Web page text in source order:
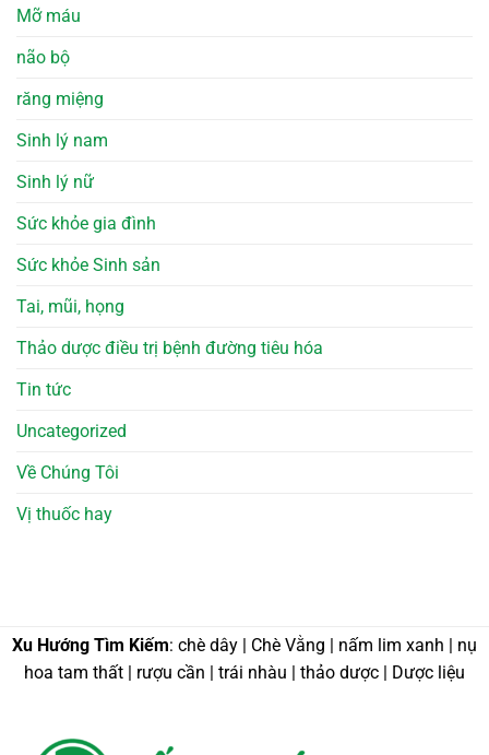
Mỡ máu
não bộ
răng miệng
Sinh lý nam
Sinh lý nữ
Sức khỏe gia đình
Sức khỏe Sinh sản
Tai, mũi, họng
Thảo dược điều trị bệnh đường tiêu hóa
Tin tức
Uncategorized
Về Chúng Tôi
Vị thuốc hay
Xu Hướng Tìm Kiếm: chè dây | Chè Vằng | nấm lim xanh | nụ
hoa tam thất | rượu cần | trái nhàu | thảo dược | Dược liệu